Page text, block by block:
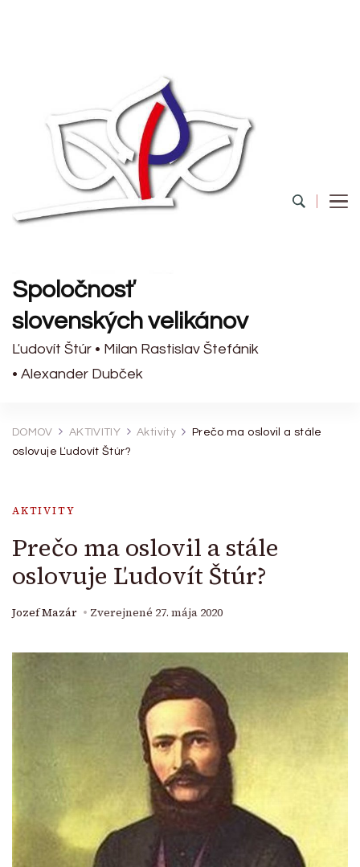
Spoločnosť
slovenských velikánov
Ľudovít Štúr • Milan Rastislav Štefánik
• Alexander Dubček
DOMOV AKTIVITIY Aktivity
Prečo ma oslovil a stále
oslovuje Ľudovít Štúr?
AKTIVITY
Prečo ma oslovil a stále
oslovuje Ľudovít Štúr?
Jozef Mazár Zverejnené 27. mája 2020